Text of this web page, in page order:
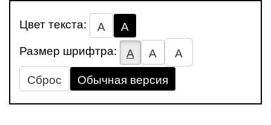
Цвет текста: А
А
Размер шрифтра:
А А
А
Сброс
Обычная версия